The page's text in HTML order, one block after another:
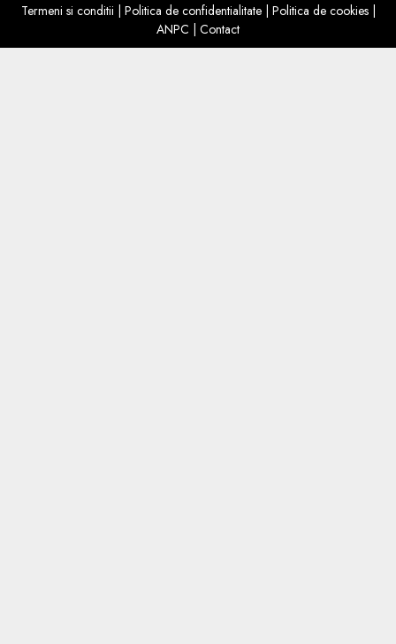
Termeni si conditii | Politica de confidentialitate| Politica de cookies|
ANPC | Contact